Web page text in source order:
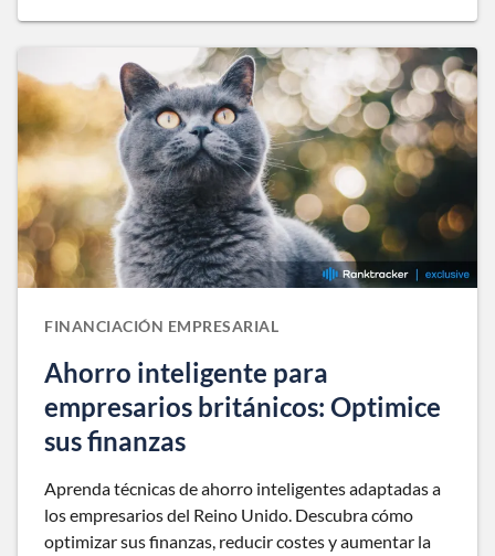
FINANCIACIÓN EMPRESARIAL
Ahorro inteligente para
empresarios británicos: Optimice
sus finanzas
Aprenda técnicas de ahorro inteligentes adaptadas a
los empresarios del Reino Unido. Descubra cómo
optimizar sus finanzas, reducir costes y aumentar la